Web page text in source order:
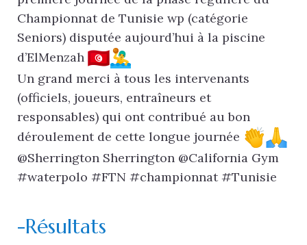
Championnat de Tunisie wp (catégorie
Seniors) disputée aujourd’hui à la piscine
d’ElMenzah
Un grand merci à tous les intervenants
(officiels, joueurs, entraîneurs et
responsables) qui ont contribué au bon
déroulement de cette longue journée
@Sherrington Sherrington @California Gym
#waterpolo #FTN #championnat #Tunisie
-Résultats